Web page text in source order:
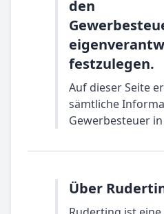
den
festzulegen.
Auf dieser Seite
sämtliche
Gewerbesteuer
Über